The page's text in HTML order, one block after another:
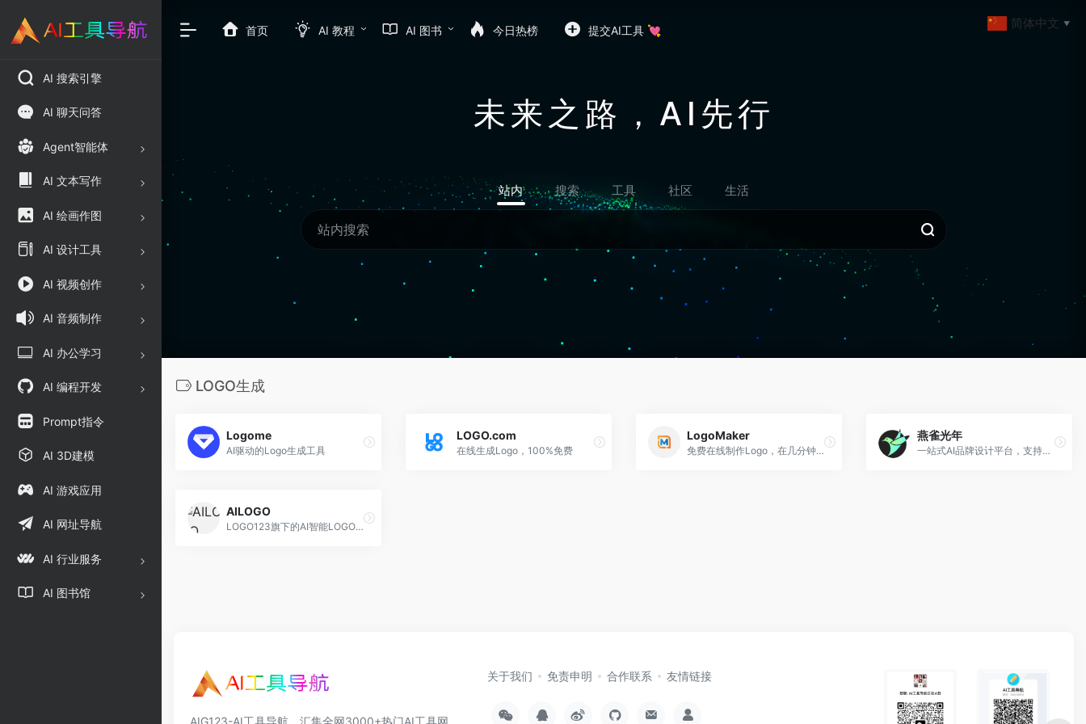
AI 搜索引擎
AI 聊天问答
Agent智能体
AI 文本写作
AI 绘画作图
AI 设计工具
AI 视频创作
AI 音频制作
AI 办公学习
AI 编程开发
Prompt指令
AI 3D建模
AI 游戏应用
AI 网址导航
AI 行业服务
AI 图书馆
首页 AI 教程 AI 图书 今日热榜 提交AI工具 💘
未来之路，AI先行
站内 搜索 工具 社区 生活
LOGO生成
Logome
AI驱动的Logo生成工具
LOGO.com
在线生成Logo，100%免费
LogoMaker
免费在线制作Logo，在几分钟内完成标志设计
燕雀光年
一站式AI品牌设计平台，支持AI Logo设计、品牌VI设计、高端样机设计、AI营销设计等众多种功能
AILOGO
LOGO123旗下的AI智能LOGO生成器，只需输入品牌名称就能免费在线生成公司logo设计及配套企业VI，轻松打造您的个性品牌！
AIG123-AI工具导航，汇集全网3000+热门AI工具网
关于我们 免责申明 合作联系 友情链接
简体中文 ▼